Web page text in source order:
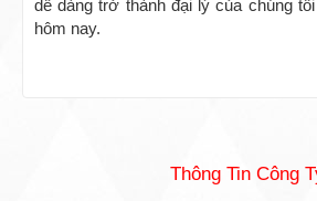
dễ dàng trở thành đại lý của chúng
hôm nay.
Thông Tin Công